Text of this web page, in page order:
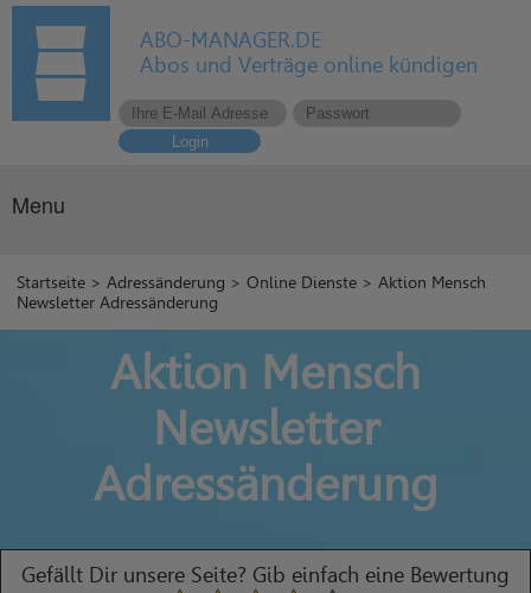
ABO-MANAGER.DE
Abos und Verträge online kündigen
Login
Menu
Startseite >Adressänderung >Online Dienste > Aktion Mensch
Newsletter Adressänderung
Aktion Mensch
Newsletter
Adressänderung
Gefällt Dir unsere Seite? Gib einfach eine Bewertung